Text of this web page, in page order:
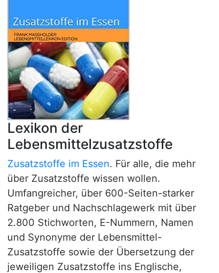
Lexikon der
Lebensmittelzusatzstoffe
Zusatzstoffe im Essen. Für alle, die mehr
über Zusatzstoffe wissen wollen.
Umfangreicher, über 600-Seiten-starker
Ratgeber und Nachschlagewerk mit über
2.800 Stichworten, E-Nummern, Namen
und Synonyme der Lebensmittel-
Zusatzstoffe sowie der Übersetzung der
jeweiligen Zusatzstoffe ins Englische,